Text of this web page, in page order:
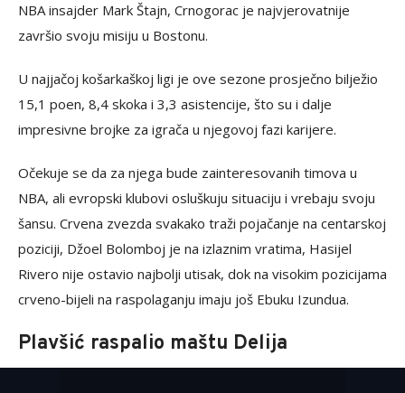
NBA insajder Mark Štajn, Crnogorac je najvjerovatnije
završio svoju misiju u Bostonu.
U najjačoj košarkaškoj ligi je ove sezone prosječno bilježio
15,1 poen, 8,4 skoka i 3,3 asistencije, što su i dalje
impresivne brojke za igrača u njegovoj fazi karijere.
Očekuje se da za njega bude zainteresovanih timova u
NBA, ali evropski klubovi osluškuju situaciju i vrebaju svoju
šansu. Crvena zvezda svakako traži pojačanje na centarskoj
poziciji, Džoel Bolomboj je na izlaznim vratima, Hasijel
Rivero nije ostavio najbolji utisak, dok na visokim pozicijama
crveno-bijeli na raspolaganju imaju još Ebuku Izundua.
Plavšić raspalio maštu Delija